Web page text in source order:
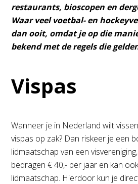
restaurants, bioscopen en
Waar veel voetbal- en
dan ooit, omdat je op die
bekend met de regels die
Vispas
Wanneer je in Nederland wilt
vispas op zak? Dan riskeer je een
lidmaatschap van een
bedragen € 40,- per jaar en kan
lidmaatschap. Hierdoor kun je